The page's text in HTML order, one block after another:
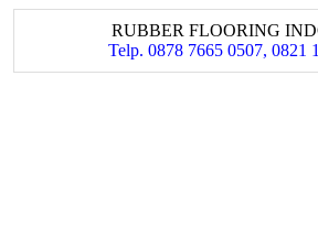
RUBBER FLOORING
Telp. 0878 7665 0507, 0821